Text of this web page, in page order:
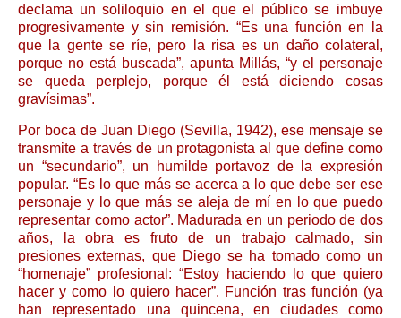
declama un soliloquio en el que el público se imbuye
progresivamente y sin remisión. “Es una función en la
que la gente se ríe, pero la risa es un daño colateral,
porque no está buscada”, apunta Millás, “y el personaje
se queda perplejo, porque él está diciendo cosas
gravísimas”.
Por boca de Juan Diego (Sevilla, 1942), ese mensaje se
transmite a través de un protagonista al que define como
un “secundario”, un humilde portavoz de la expresión
popular. “Es lo que más se acerca a lo que debe ser ese
personaje y lo que más se aleja de mí en lo que puedo
representar como actor”. Madurada en un periodo de dos
años, la obra es fruto de un trabajo calmado, sin
presiones externas, que Diego se ha tomado como un
“homenaje” profesional: “Estoy haciendo lo que quiero
hacer y como lo quiero hacer”. Función tras función (ya
han representado una quincena, en ciudades como